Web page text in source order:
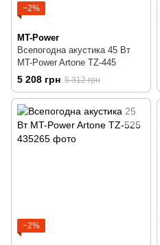
−2%
MT-Power
Всепогодна акустика 45 Вт
MT-Power Artone TZ-445
5 208 грн 5 312 грн
−2%